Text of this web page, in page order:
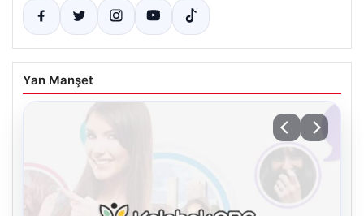
Yan Manşet